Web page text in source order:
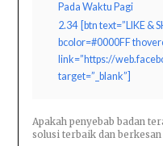
Pada Waktu Pagi
2.34
[btn text=”LIKE &
bcolor=#0000FF
link=”https://
target=”_blank”]
Apakah penyebab badan
solusi terbaik dan